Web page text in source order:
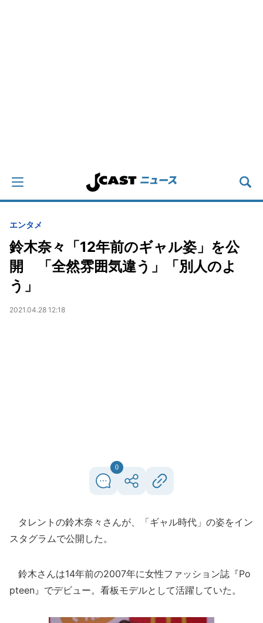
エンタメ
鈴木奈々「12年前のギャル姿」を公
開 「全然雰囲気違う」「別人のよ
う」
2021.04.28 12:18
0
タレントの鈴木奈々さんが、「ギャル時代」の姿をイン
スタグラムで公開した。
鈴木さんは14年前の2007年に女性ファッション誌『Po
pteen』でデビュー。看板モデルとして活躍していた。